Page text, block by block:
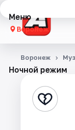
Меню
Воронеж
Концерты
Стендап
Ночной режим
Воронеж